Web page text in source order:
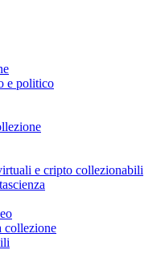
e politico
e cripto collezionabili
collezione